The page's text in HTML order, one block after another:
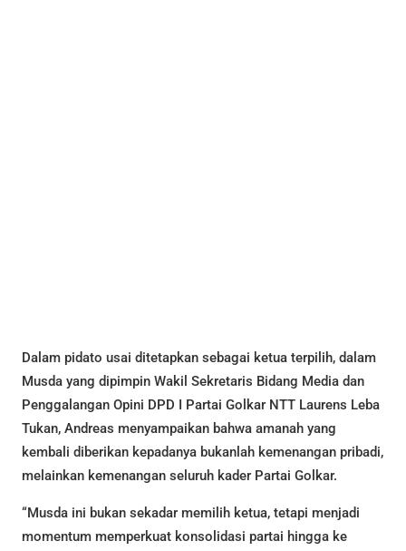
Dalam pidato usai ditetapkan sebagai ketua terpilih, dalam
Musda yang dipimpin Wakil Sekretaris Bidang Media dan
Penggalangan Opini DPD I Partai Golkar NTT Laurens Leba
Tukan, Andreas menyampaikan bahwa amanah yang
kembali diberikan kepadanya bukanlah kemenangan pribadi,
melainkan kemenangan seluruh kader Partai Golkar.
“Musda ini bukan sekadar memilih ketua, tetapi menjadi
momentum memperkuat konsolidasi partai hingga ke